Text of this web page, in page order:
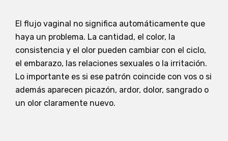
El flujo vaginal no significa automáticamente que
haya un problema. La cantidad, el color, la
consistencia y el olor pueden cambiar con el ciclo,
el embarazo, las relaciones sexuales o la irritación.
Lo importante es si ese patrón coincide con vos o si
además aparecen picazón, ardor, dolor, sangrado o
un olor claramente nuevo.